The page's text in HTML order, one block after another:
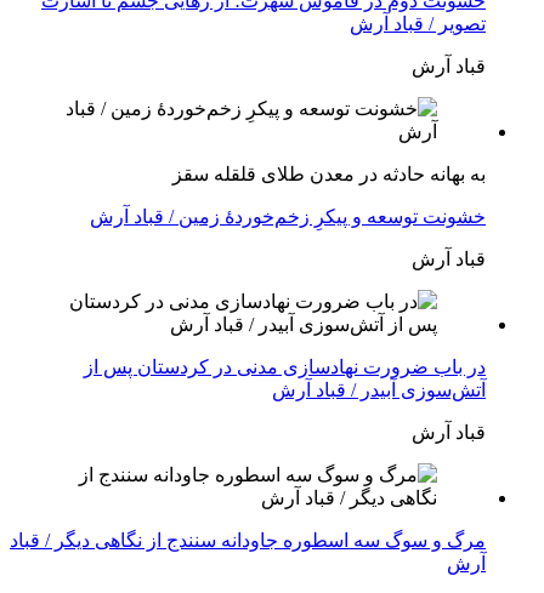
تصویر / قباد آرش
قباد آرش
بە بهانه حادثە در معدن طلای قلقله سقز
خشونت توسعه و پیکرِ زخم‌خوردهٔ زمین / قباد آرش
قباد آرش
در باب ضرورت نهادسازی مدنی در کردستان پس از
آتش‌سوزی آبیدر / قباد آرش
قباد آرش
مرگ و سوگ سه اسطوره جاودانه سنندج از نگاهی دیگر / قباد
آرش